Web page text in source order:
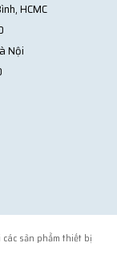
HCMC
Nội
sản phẩm thiết bị